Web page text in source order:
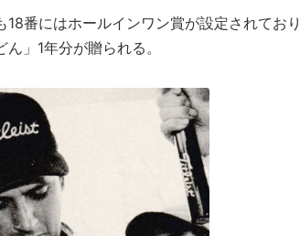
18番にはホールインワン賞が設定されてお
」1年分が贈られる。